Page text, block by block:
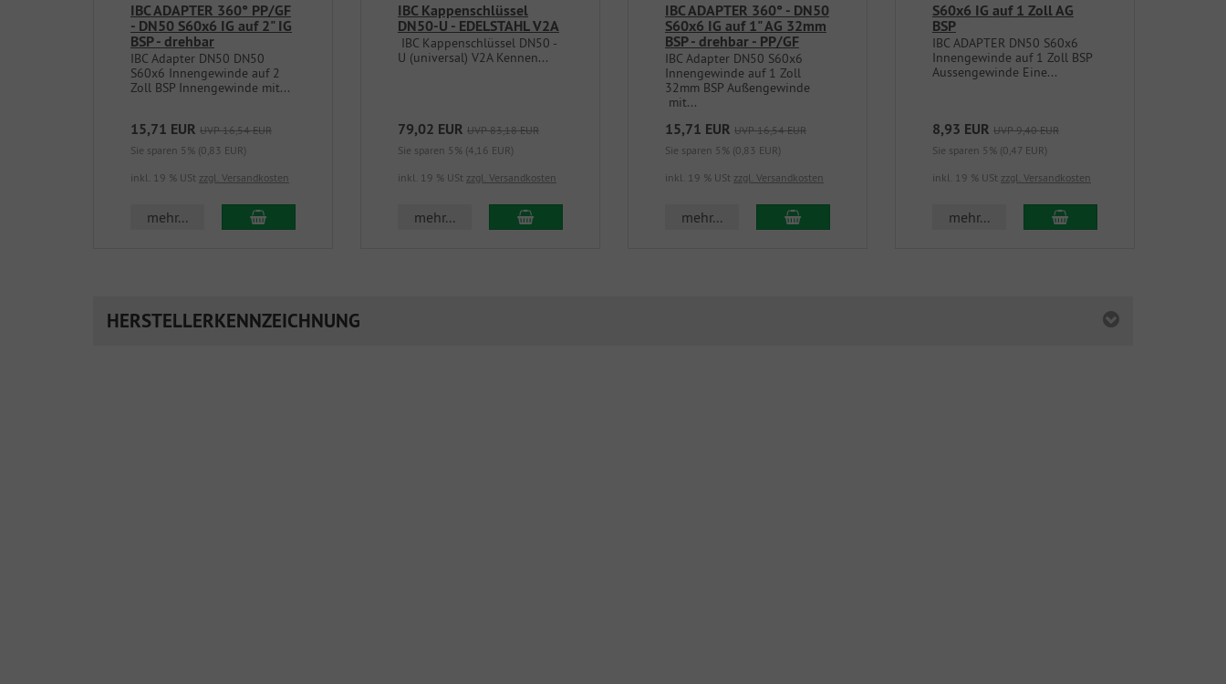
IBC ADAPTER 360° PP/GF
- DN50 S60x6 IG auf 2" IG
BSP - drehbar
IBC Adapter DN50 DN50
S60x6 Innengewinde auf 2
Zoll BSP Innengewinde mit...
15,71 EUR UVP 16,54 EUR
Sie sparen 5% (0,83 EUR)
inkl. 19 % USt zzgl. Versandkosten
mehr... In den Warenkorb
IBC Kappenschlüssel
DN50-U - EDELSTAHL V2A
IBC Kappenschlüssel DN50 -
U (universal) V2A Kennen...
79,02 EUR UVP 83,18 EUR
Sie sparen 5% (4,16 EUR)
inkl. 19 % USt zzgl. Versandkosten
mehr... In den Warenkorb
IBC ADAPTER 360° - DN50
S60x6 IG auf 1" AG 32mm
BSP - drehbar - PP/GF
IBC Adapter DN50 S60x6
Innengewinde auf 1 Zoll
32mm BSP Außengewinde
mit...
15,71 EUR UVP 16,54 EUR
Sie sparen 5% (0,83 EUR)
inkl. 19 % USt zzgl. Versandkosten
mehr... In den Warenkorb
S60x6 IG auf 1 Zoll AG
BSP
IBC ADAPTER DN50 S60x6
Innengewinde auf 1 Zoll BSP
Aussengewinde Eine...
8,93 EUR UVP 9,40 EUR
Sie sparen 5% (0,47 EUR)
inkl. 19 % USt zzgl. Versandkosten
mehr... In den Warenkorb
HERSTELLERKENNZEICHNUNG